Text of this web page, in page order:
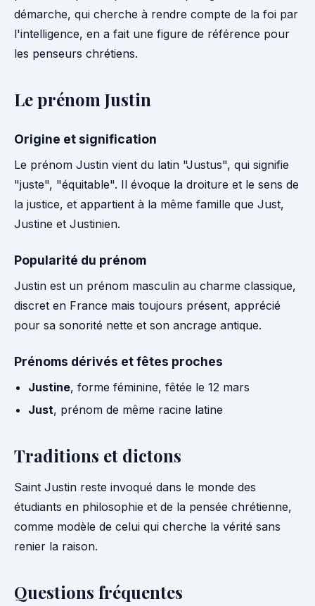
démarche, qui cherche à rendre compte de la foi par
l'intelligence, en a fait une figure de référence pour
les penseurs chrétiens.
Le prénom Justin
Origine et signification
Le prénom Justin vient du latin "Justus", qui signifie
"juste", "équitable". Il évoque la droiture et le sens de
la justice, et appartient à la même famille que Just,
Justine et Justinien.
Popularité du prénom
Justin est un prénom masculin au charme classique,
discret en France mais toujours présent, apprécié
pour sa sonorité nette et son ancrage antique.
Prénoms dérivés et fêtes proches
Justine, forme féminine, fêtée le 12 mars
Just, prénom de même racine latine
Traditions et dictons
Saint Justin reste invoqué dans le monde des
étudiants en philosophie et de la pensée chrétienne,
comme modèle de celui qui cherche la vérité sans
renier la raison.
Questions fréquentes